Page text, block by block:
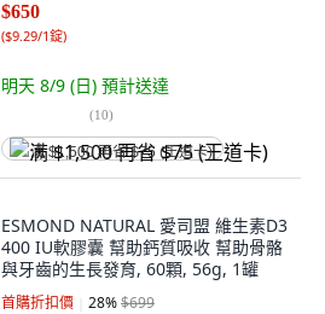
$650
($9.29/1錠)
明天 8/9 (日) 預計送達
(10)
满 $1,500 再省 $75 (王道卡)
ESMOND NATURAL 愛司盟 維生素D3
400 IU軟膠囊 幫助鈣質吸收 幫助骨骼
與牙齒的生長發育, 60顆, 56g, 1罐
首購折扣價 28%$699